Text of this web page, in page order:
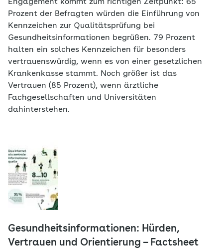
Engagement kommt zum richtigen Zeitpunkt: 65
Prozent der Befragten würden die Einführung von
Kennzeichen zur Qualitätsprüfung bei
Gesundheitsinformationen begrüßen. 79 Prozent
halten ein solches Kennzeichen für besonders
vertrauenswürdig, wenn es von einer gesetzlichen
Krankenkasse stammt. Noch größer ist das
Vertrauen (85 Prozent), wenn ärztliche
Fachgesellschaften und Universitäten
dahinterstehen.
Gesundheitsinformationen: Hürden,
Vertrauen und Orientierung – Factsheet